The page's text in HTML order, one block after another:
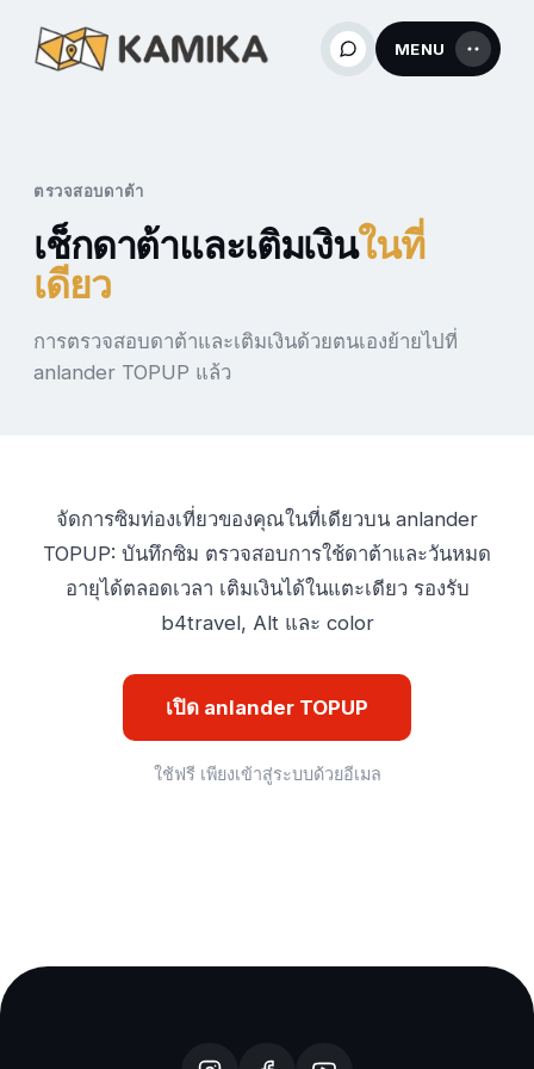
MENU
ตรวจสอบดาต้า
เช็กดาต้าและเติมเงินในที่
เดียว
การตรวจสอบดาต้าและเติมเงินด้วยตนเองย้ายไปที่
anlander TOPUP แล้ว
จัดการซิมท่องเที่ยวของคุณในที่เดียวบน anlander
TOPUP: บันทึกซิม ตรวจสอบการใช้ดาต้าและวันหมด
อายุได้ตลอดเวลา เติมเงินได้ในแตะเดียว รองรับ
b4travel, Alt และ color
เปิด anlander TOPUP
ใช้ฟรี เพียงเข้าสู่ระบบด้วยอีเมล